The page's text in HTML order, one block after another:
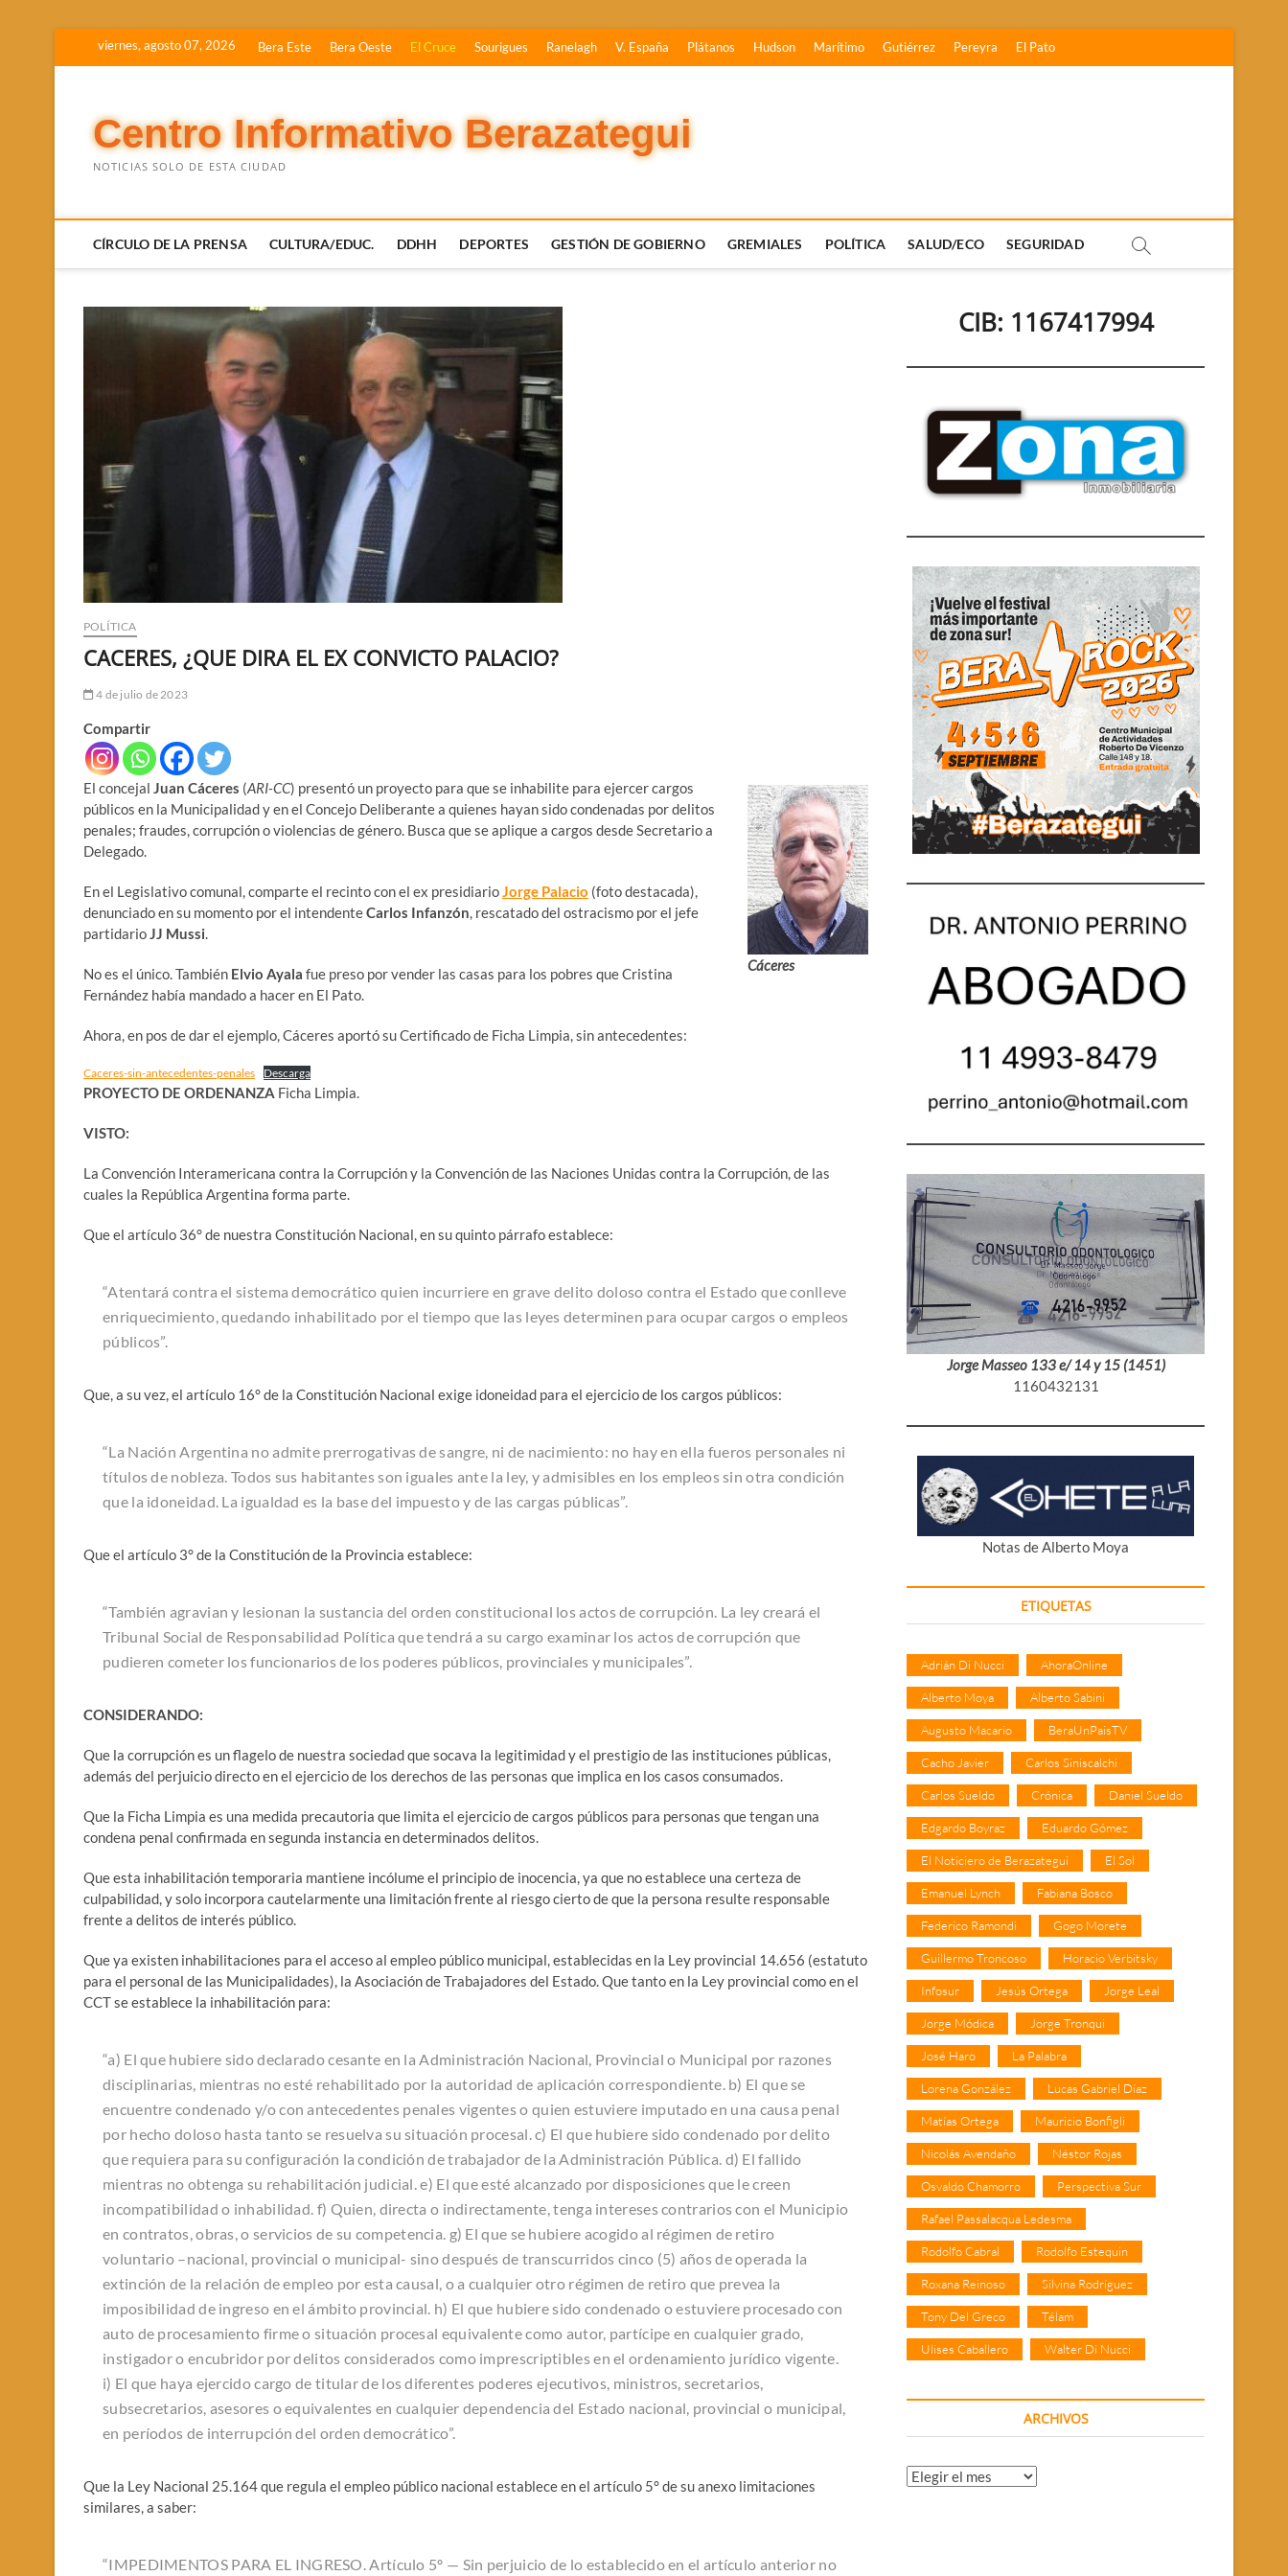
viernes, agosto 07, 2026 Bera Este Bera Oeste El Cruce Sourigues Ranelagh V. España Plátanos Hudson Marítimo Gutiérrez Pereyra El Pato
Centro Informativo Berazategui
NOTICIAS SOLO DE ESTA CIUDAD
CÍRCULO DE LA PRENSA CULTURA/EDUC. DDHH DEPORTES GESTIÓN DE GOBIERNO GREMIALES POLÍTICA SALUD/ECO SEGURIDAD
POLÍTICA
CACERES, ¿QUE DIRA EL EX CONVICTO PALACIO?
4 de julio de 2023
Compartir
Cáceres
El concejal Juan Cáceres (ARI-CC) presentó un proyecto para que se inhabilite para ejercer cargos
públicos en la Municipalidad y en el Concejo Deliberante a quienes hayan sido condenadas por delitos
penales; fraudes, corrupción o violencias de género. Busca que se aplique a cargos desde Secretario a
Delegado.
En el Legislativo comunal, comparte el recinto con el ex presidiarioJorge Palacio (foto destacada),
denunciado en su momento por el intendenteCarlos Infanzón, rescatado del ostracismo por el jefe
partidarioJJ Mussi.
No es el único. También Elvio Ayala fue preso por vender las casas para los pobres que Cristina
Fernández había mandado a hacer en El Pato.
Ahora, en pos de dar el ejemplo, Cáceres aportó su Certificado de Ficha Limpia, sin antecedentes:
Caceres-sin-antecedentes-penales Descarga
PROYECTO DE ORDENANZA Ficha Limpia.
VISTO:
La Convención Interamericana contra la Corrupción y la Convención de las Naciones Unidas contra la Corrupción, de las
cuales la República Argentina forma parte.
Que el artículo 36° de nuestra Constitución Nacional, en su quinto párrafo establece:
“Atentará contra el sistema democrático quien incurriere en grave delito doloso contra el Estado que conlleve
enriquecimiento, quedando inhabilitado por el tiempo que las leyes determinen para ocupar cargos o empleos
públicos”.
Que, a su vez, el artículo 16° de la Constitución Nacional exige idoneidad para el ejercicio de los cargos públicos:
“La Nación Argentina no admite prerrogativas de sangre, ni de nacimiento: no hay en ella fueros personales ni
títulos de nobleza. Todos sus habitantes son iguales ante la ley, y admisibles en los empleos sin otra condición
que la idoneidad. La igualdad es la base del impuesto y de las cargas públicas”.
Que el artículo 3° de la Constitución de la Provincia establece:
“También agravian y lesionan la sustancia del orden constitucional los actos de corrupción. La ley creará el
Tribunal Social de Responsabilidad Política que tendrá a su cargo examinar los actos de corrupción que
pudieren cometer los funcionarios de los poderes públicos, provinciales y municipales”.
CONSIDERANDO:
Que la corrupción es un flagelo de nuestra sociedad que socava la legitimidad y el prestigio de las instituciones públicas,
además del perjuicio directo en el ejercicio de los derechos de las personas que implica en los casos consumados.
Que la Ficha Limpia es una medida precautoria que limita el ejercicio de cargos públicos para personas que tengan una
condena penal confirmada en segunda instancia en determinados delitos.
Que esta inhabilitación temporaria mantiene incólume el principio de inocencia, ya que no establece una certeza de
culpabilidad, y solo incorpora cautelarmente una limitación frente al riesgo cierto de que la persona resulte responsable
frente a delitos de interés público.
Que ya existen inhabilitaciones para el acceso al empleo público municipal, establecidas en la Ley provincial 14.656 (estatuto
para el personal de las Municipalidades), la Asociación de Trabajadores del Estado. Que tanto en la Ley provincial como en el
CCT se establece la inhabilitación para:
“a) El que hubiere sido declarado cesante en la Administración Nacional, Provincial o Municipal por razones
disciplinarias, mientras no esté rehabilitado por la autoridad de aplicación correspondiente. b) El que se
encuentre condenado y/o con antecedentes penales vigentes o quien estuviere imputado en una causa penal
por hecho doloso hasta tanto se resuelva su situación procesal. c) El que hubiere sido condenado por delito
que requiera para su configuración la condición de trabajador de la Administración Pública. d) El fallido
mientras no obtenga su rehabilitación judicial. e) El que esté alcanzado por disposiciones que le creen
incompatibilidad o inhabilidad. f) Quien, directa o indirectamente, tenga intereses contrarios con el Municipio
en contratos, obras, o servicios de su competencia. g) El que se hubiere acogido al régimen de retiro
voluntario –nacional, provincial o municipal- sino después de transcurridos cinco (5) años de operada la
extinción de la relación de empleo por esta causal, o a cualquier otro régimen de retiro que prevea la
imposibilidad de ingreso en el ámbito provincial. h) El que hubiere sido condenado o estuviere procesado con
auto de procesamiento firme o situación procesal equivalente como autor, partícipe en cualquier grado,
instigador o encubridor por delitos considerados como imprescriptibles en el ordenamiento jurídico vigente.
i) El que haya ejercido cargo de titular de los diferentes poderes ejecutivos, ministros, secretarios,
subsecretarios, asesores o equivalentes en cualquier dependencia del Estado nacional, provincial o municipal,
en períodos de interrupción del orden democrático”.
Que la Ley Nacional 25.164 que regula el empleo público nacional establece en el artículo 5° de su anexo limitaciones
similares, a saber:
“IMPEDIMENTOS PARA EL INGRESO. Artículo 5º — Sin perjuicio de lo establecido en el artículo anterior no
CIB: 1167417994
Jorge Masseo 133 e/ 14 y 15 (1451)
1160432131
Notas de Alberto Moya
ETIQUETAS
Adrián Di Nucci AhoraOnline
Alberto Moya Alberto Sabini
Augusto Macario BeraUnPaisTV
Cacho Javier Carlos Siniscalchi
Carlos Sueldo Crónica Daniel Sueldo
Edgardo Boyraz Eduardo Gómez
El Noticiero de Berazategui El Sol
Emanuel Lynch Fabiana Bosco
Federico Ramondi Gogo Morete
Guillermo Troncoso Horacio Verbitsky
Infosur Jesús Ortega Jorge Leal
Jorge Módica Jorge Tronqui
José Haro La Palabra
Lorena González Lucas Gabriel Díaz
Matías Ortega Mauricio Bonfigli
Nicolás Avendaño Néstor Rojas
Osvaldo Chamorro Perspectiva Sur
Rafael Passalacqua Ledesma
Rodolfo Cabral Rodolfo Estequin
Roxana Reinoso Silvina Rodríguez
Tony Del Greco Télam
Ulises Caballero Walter Di Nucci
ARCHIVOS
Archivos